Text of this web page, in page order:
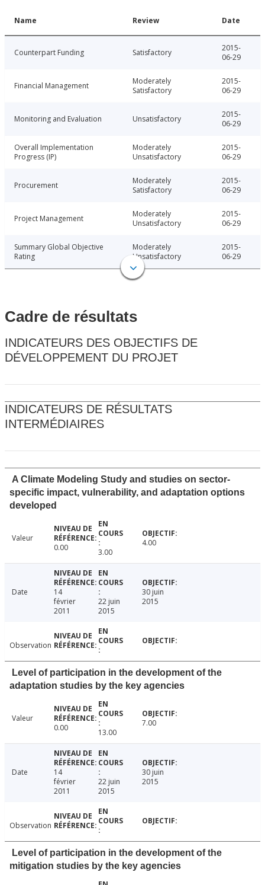
Name Review Date
Counterpart Funding Satisfactory
2015-
06-29
Financial Management
Moderately
Satisfactory
2015-
06-29
Monitoring and Evaluation Unsatisfactory
2015-
06-29
Overall Implementation
Progress (IP)
Moderately
Unsatisfactory
2015-
06-29
Procurement
Moderately
Satisfactory
2015-
06-29
Project Management
Moderately
Unsatisfactory
2015-
06-29
Summary Global Objective
Rating
Moderately
Unsatisfactory
2015-
06-29
Cadre de résultats
INDICATEURS DES OBJECTIFS DE
DÉVELOPPEMENT DU PROJET
INDICATEURS DE RÉSULTATS
INTERMÉDIAIRES
A Climate Modeling Study and studies on sector-
specific impact, vulnerability, and adaptation options
developed
Valeur
0.00
3.00
4.00
Date
14
février
2011
22 juin
2015
30 juin
2015
Observation
Level of participation in the development of the
adaptation studies by the key agencies
Valeur
0.00
13.00
7.00
Date
14
février
2011
22 juin
2015
30 juin
2015
Observation
Level of participation in the development of the
mitigation studies by the key agencies